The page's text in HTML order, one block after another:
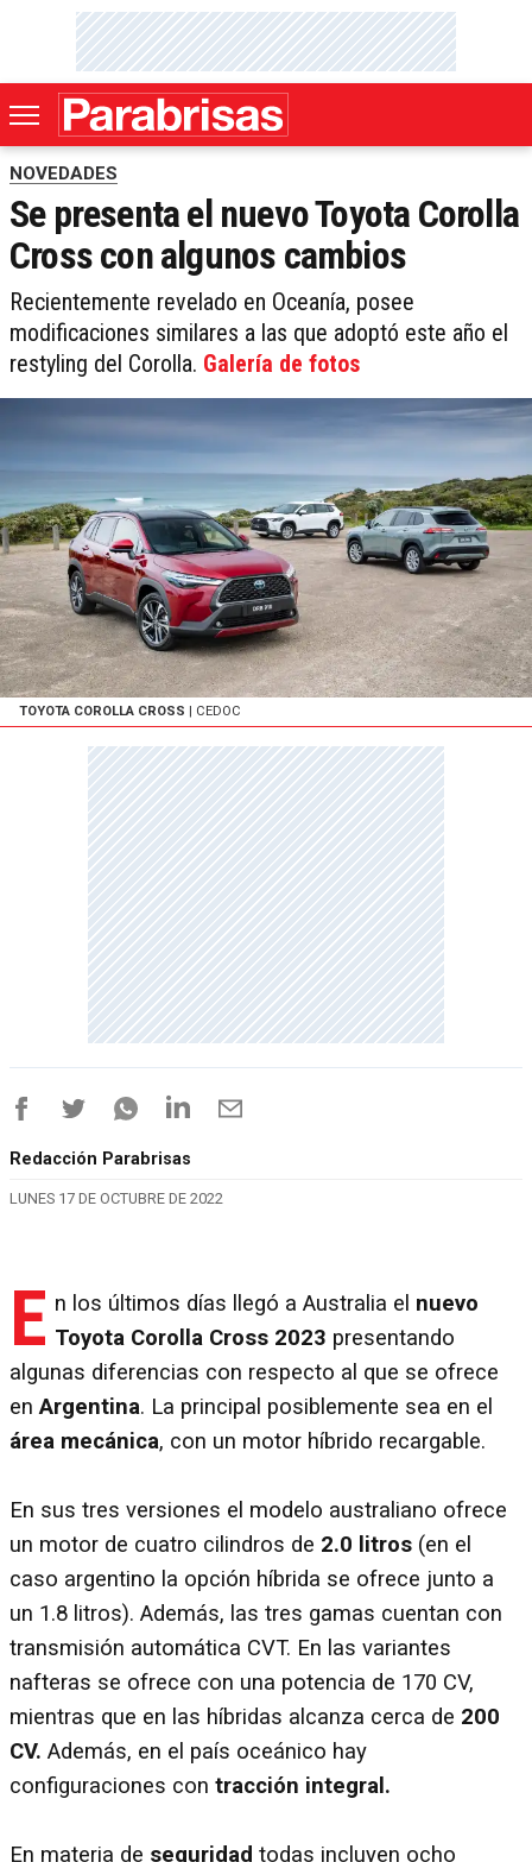
NOVEDADES
Se presenta el nuevo Toyota Corolla
Cross con algunos cambios
Recientemente revelado en Oceanía, posee
modificaciones similares a las que adoptó este año el
restyling del Corolla. Galería de fotos
TOYOTA COROLLA CROSS | CEDOC
Redacción Parabrisas
LUNES 17 DE OCTUBRE DE 2022
E n los últimos días llegó a Australia el nuevo
Toyota Corolla Cross 2023 presentando
algunas diferencias con respecto al que se ofrece
enArgentina. La principal posiblemente sea en el
área mecánica, con un motor híbrido recargable.
En sus tres versiones el modelo australiano ofrece
un motor de cuatro cilindros de 2.0 litros (en el
caso argentino la opción híbrida se ofrece junto a
un 1.8 litros). Además, las tres gamas cuentan con
transmisión automática CVT. En las variantes
nafteras se ofrece con una potencia de 170 CV,
mientras que en las híbridas alcanza cerca de 200
CV. Además, en el país oceánico hay
configuraciones con tracción integral.
En materia de seguridad todas incluyen ocho